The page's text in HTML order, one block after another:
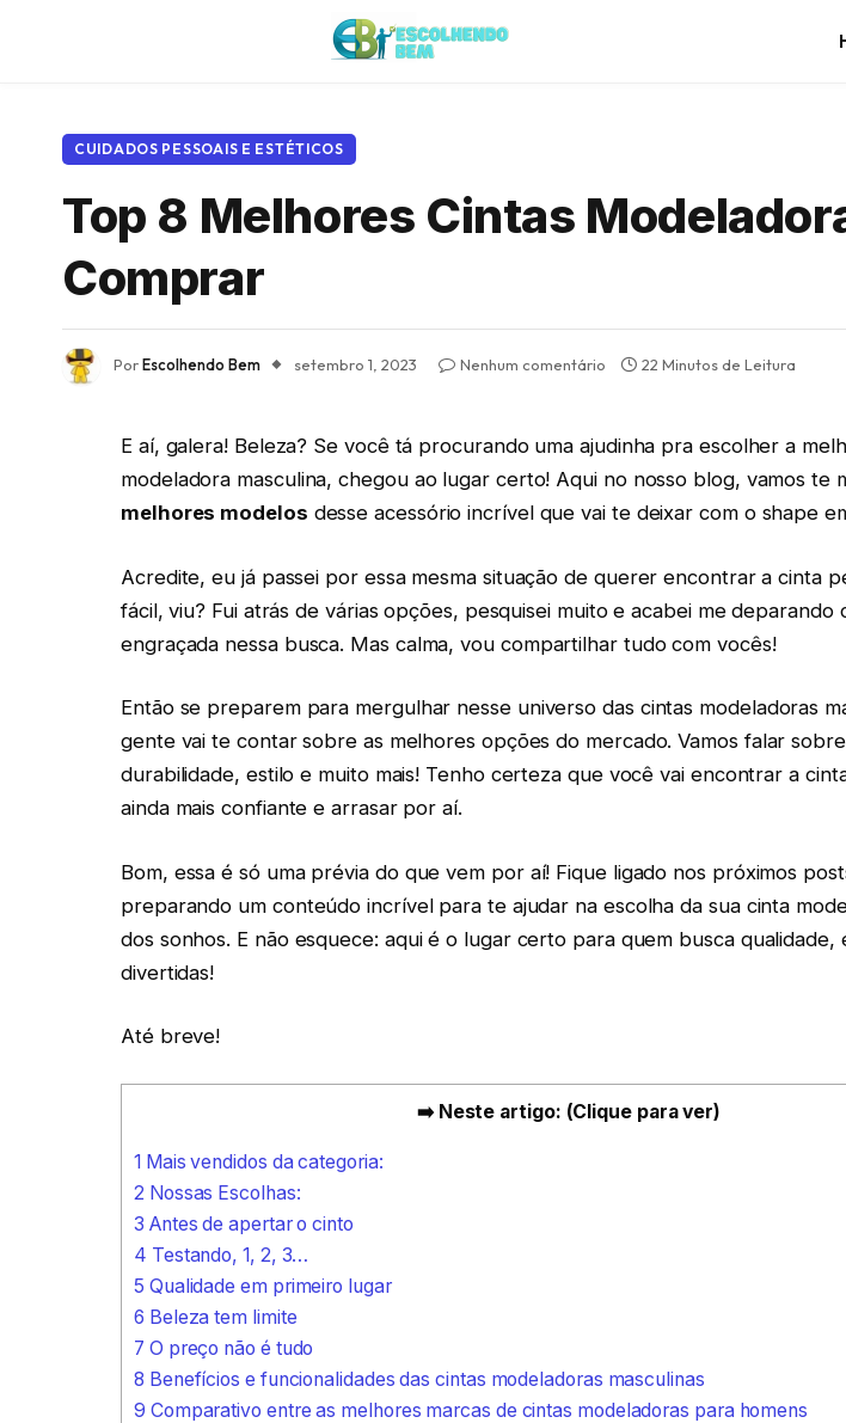
CUIDADOS PESSOAIS E ESTÉTICOS
Top 8 Melhores Cintas
Comprar
PorEscolhendo Bem setembro 1, 2023 Nenhum comentário 22 Minutos de Leitura
E aí, galera! Beleza? Se você tá procurando uma ajudinha pra escolher a
modeladora masculina, chegou ao lugar certo! Aqui no nosso blog, vamos te
melhores modelos desse acessório incrível que vai te deixar com o shape
Acredite, eu já passei por essa mesma situação de querer encontrar a cinta
fácil, viu? Fui atrás de várias opções, pesquisei muito e acabei me deparando
engraçada nessa busca. Mas calma, vou compartilhar tudo com vocês!
Então se preparem para mergulhar nesse universo das cintas modeladoras
gente vai te contar sobre as melhores opções do mercado. Vamos falar
durabilidade, estilo e muito mais! Tenho certeza que você vai encontrar a
ainda mais confiante e arrasar por aí.
Bom, essa é só uma prévia do que vem por aí! Fique ligado nos próximos
preparando um conteúdo incrível para te ajudar na escolha da sua cinta
dos sonhos. E não esquece: aqui é o lugar certo para quem busca qualidade,
divertidas!
Até breve!
➡️ Neste artigo: (Clique para ver)
1 Mais vendidos da categoria:
2 Nossas Escolhas:
3 Antes de apertar o cinto
4 Testando, 1, 2, 3…
5 Qualidade em primeiro lugar
6 Beleza tem limite
7 O preço não é tudo
8 Benefícios e funcionalidades das cintas modeladoras masculinas
9 Comparativo entre as melhores marcas de cintas modeladoras para homens